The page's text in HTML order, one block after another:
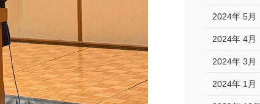
2024年 5月
2024年 4月
2024年 3月
2024年 1月